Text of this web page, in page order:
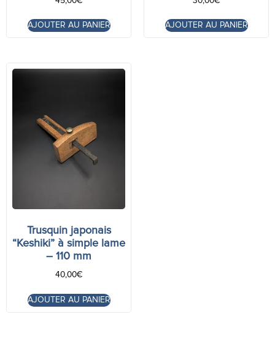
AJOUTER AU PANIER AJOUTER AU PANIER
Trusquin japonais
“Keshiki” à simple lame
– 110 mm
40,00€
AJOUTER AU PANIER